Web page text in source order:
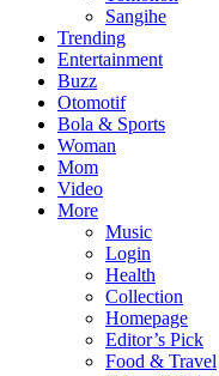
Sangihe
Trending
Entertainment
Buzz
Otomotif
Bola & Sports
Woman
Mom
Video
More
Music
Login
Health
Collection
Homepage
Editor’s Pick
Food & Travel